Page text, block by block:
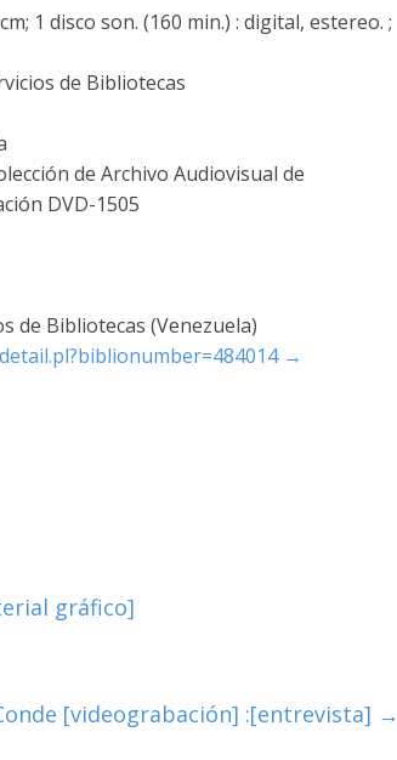
1 disco son. (160 min.) : digital, estereo. ;
de Bibliotecas
de Archivo Audiovisual de
DVD-1505
de Bibliotecas (Venezuela)
→
gráfico]
[videograbación] :[entrevista] →